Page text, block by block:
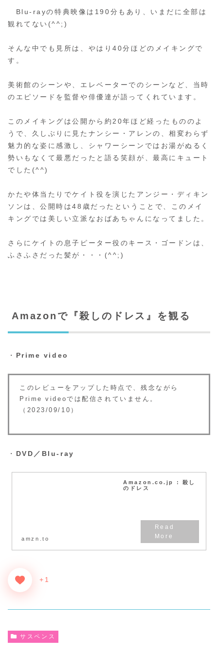
Blu-rayの特典映像は190分もあり、いまだに全部は
観れてない(^^;)
そんな中でも見所は、やはり40分ほどのメイキングで
す。
美術館のシーンや、エレベーターでのシーンなど、当時
のエピソードを監督や俳優達が語ってくれています。
このメイキングは公開から約20年ほど経ったもののよ
うで、久しぶりに見たナンシー・アレンの、相変わらず
魅力的な姿に感激し、シャワーシーンではお湯がぬるく
勢いもなくて最悪だったと語る笑顔が、最高にキュート
でした(^^)
かたや体当たりでケイト役を演じたアンジー・ディキン
ソンは、公開時は48歳だったということで、このメイ
キングでは美しい立派なおばあちゃんになってました。
さらにケイトの息子ピーター役のキース・ゴードンは、
ふさふさだった髪が・・・(^^;)
Amazonで『殺しのドレス』を観る
・ Prime video
このレビューをアップした時点で、残念ながら
Prime videoでは配信されていません。
（2023/09/10）
・ DVD／Blu-ray
Amazon.co.jp : 殺し
のドレス
amzn.to
+1
サスペンス